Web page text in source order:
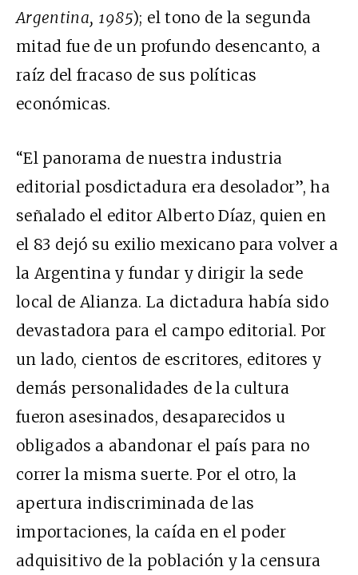
Argentina, 1985); el tono de la segunda
mitad fue de un profundo desencanto, a
raíz del fracaso de sus políticas
económicas.
“El panorama de nuestra industria
editorial posdictadura era desolador”, ha
señalado el editor Alberto Díaz, quien en
el 83 dejó su exilio mexicano para volver a
la Argentina y fundar y dirigir la sede
local de Alianza. La dictadura había sido
devastadora para el campo editorial. Por
un lado, cientos de escritores, editores y
demás personalidades de la cultura
fueron asesinados, desaparecidos u
obligados a abandonar el país para no
correr la misma suerte. Por el otro, la
apertura indiscriminada de las
importaciones, la caída en el poder
adquisitivo de la población y la censura